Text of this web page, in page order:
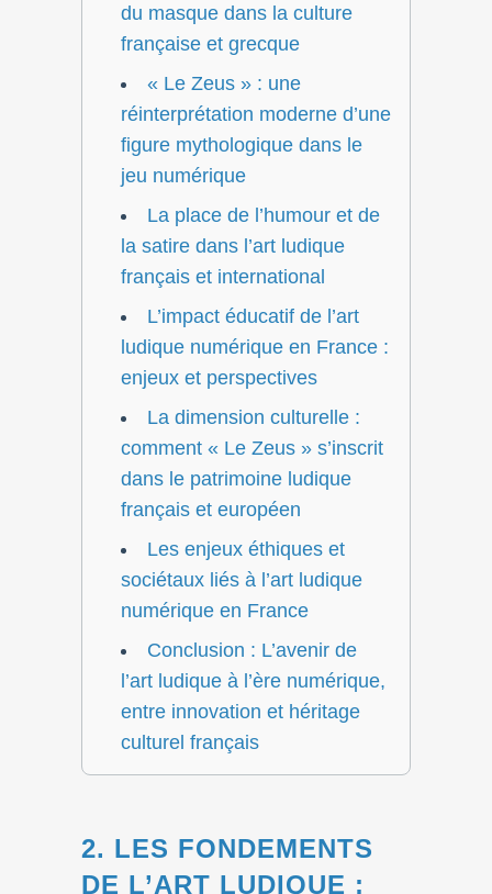
du masque dans la culture
française et grecque
« Le Zeus » : une
réinterprétation moderne d’une
figure mythologique dans le
jeu numérique
La place de l’humour et de
la satire dans l’art ludique
français et international
L’impact éducatif de l’art
ludique numérique en France :
enjeux et perspectives
La dimension culturelle :
comment « Le Zeus » s’inscrit
dans le patrimoine ludique
français et européen
Les enjeux éthiques et
sociétaux liés à l’art ludique
numérique en France
Conclusion : L’avenir de
l’art ludique à l’ère numérique,
entre innovation et héritage
culturel français
2. LES FONDEMENTS
DE L’ART LUDIQUE :